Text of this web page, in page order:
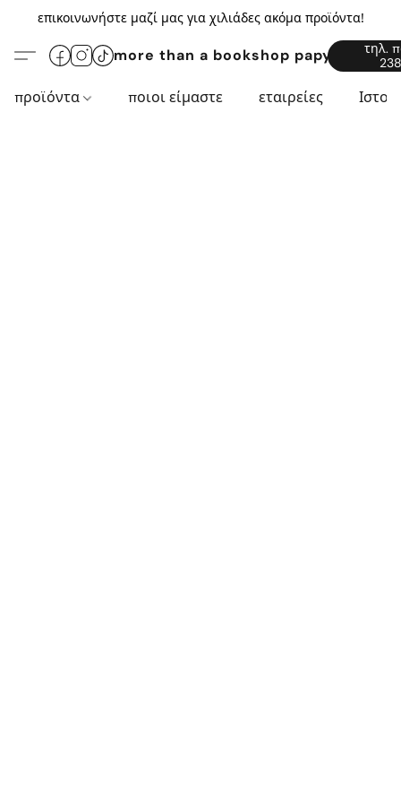
επικοινωνήστε μαζί μας για χιλιάδες ακόμα προϊόντα!
more than a bookshop
τηλ.
προϊόντα ποιοι είμαστε εταιρείες